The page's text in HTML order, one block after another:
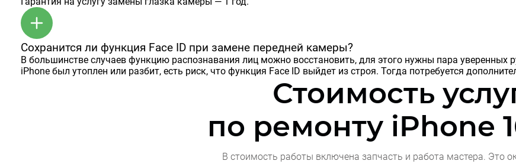
Сохранится ли функция Face ID при замене передней камеры?
В большинстве случаев функцию распознавания лиц можно восстановить, для этого нужны пара уверенных
iPhone был утоплен или разбит, есть риск, что функция Face ID выйдет из строя. Тогда потребуется
Стоимость
по ремонту iPhone
В стоимость работы включена запчасть и работа мастера. Это